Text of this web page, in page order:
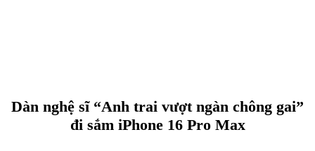
Dàn nghệ sĩ “Anh trai vượt ngàn chông gai”
đi sắm iPhone 16 Pro Max